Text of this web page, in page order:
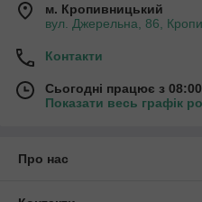
м. Кропивницький
вул. Джерельна, 86,
Контакти
Сьогодні працює з
Показати весь графік
Про нас